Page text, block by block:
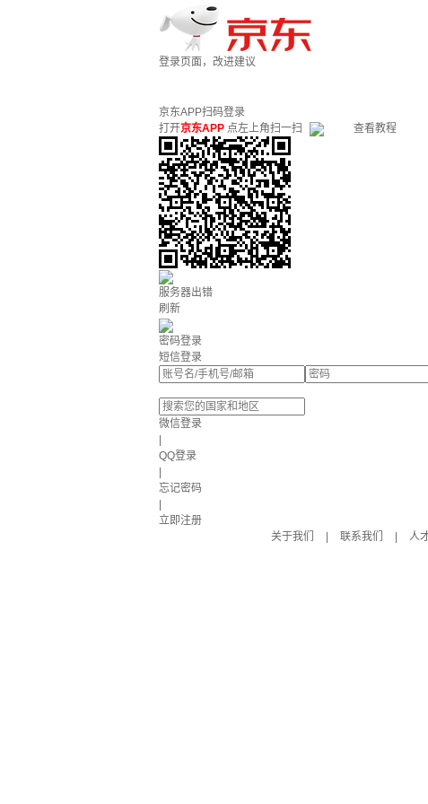
登录页面，改进建议
京东APP扫码登录
打开京东APP 点左上角扫一扫 查看教程
服务器出错
刷新
密码登录
短信登录
微信登录
QQ登录
忘记密码
立即注册
关于我们
联系我们 人